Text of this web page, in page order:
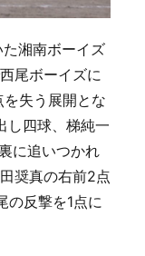
湘南ボーイズ
尾ボーイズに
失う展開とな
し四球、梯純一
に追いつかれ
奨真の右前2点
の反撃を1点に